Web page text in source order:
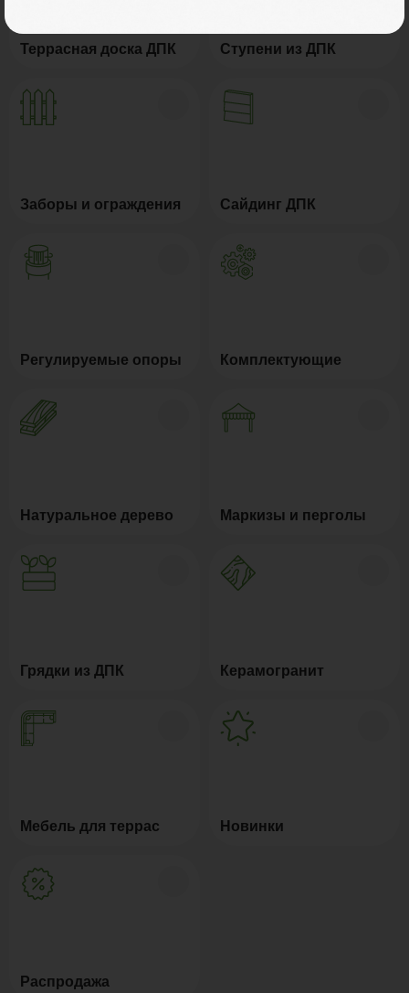
Террасная доска ДПК Ступени из ДПК
Заборы и ограждения Сайдинг ДПК
Регулируемые опоры Комплектующие
Натуральное дерево Маркизы и перголы
Грядки из ДПК Керамогранит
Мебель для террас Новинки
Распродажа